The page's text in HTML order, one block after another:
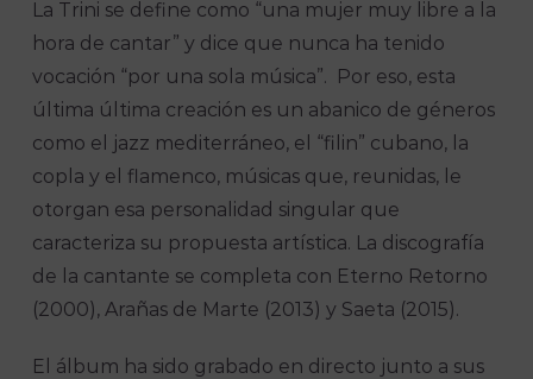
La Trini se define como “una mujer muy libre a la
hora de cantar” y dice que nunca ha tenido
vocación “por una sola música”. Por eso, esta
última última creación es un abanico de géneros
como el jazz mediterráneo, el “filin” cubano, la
copla y el flamenco, músicas que, reunidas, le
otorgan esa personalidad singular que
caracteriza su propuesta artística. La discografía
de la cantante se completa con Eterno Retorno
(2000), Arañas de Marte (2013) y Saeta (2015).
El álbum ha sido grabado en directo junto a sus